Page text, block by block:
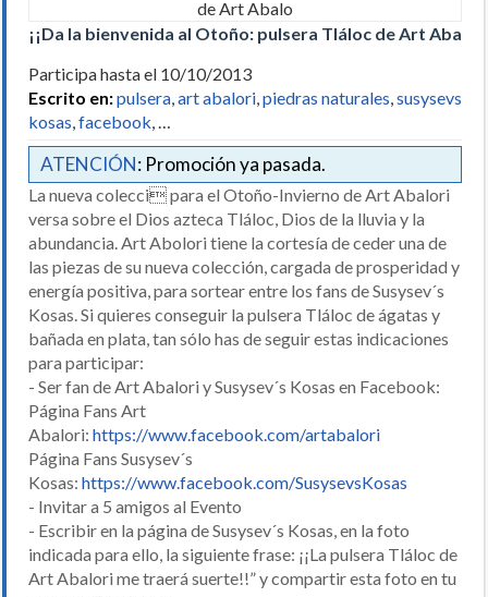
¡¡Da la bienvenida al Otoño: pulsera Tláloc de Art Abalo
Participa hasta el 10/10/2013
Escrito en:pulsera,art abalori,piedras naturales,susysevs
kosas,facebook, …
ATENCIÓN: Promoción ya pasada.
La nueva colecci para el Otoño-Invierno de Art Abalori
versa sobre el Dios azteca Tláloc, Dios de la lluvia y la
abundancia. Art Abolori tiene la cortesía de ceder una de
las piezas de su nueva colección, cargada de prosperidad y
energía positiva, para sortear entre los fans de Susysev´s
Kosas. Si quieres conseguir la pulsera Tláloc de ágatas y
bañada en plata, tan sólo has de seguir estas indicaciones
para participar:
- Ser fan de Art Abalori y Susysev´s Kosas en Facebook:
Página Fans Art
Abalori: https://www.facebook.com/artabalori
Página Fans Susysev´s
Kosas: https://www.facebook.com/SusysevsKosas
- Invitar a 5 amigos al Evento
- Escribir en la página de Susysev´s Kosas, en la foto
indicada para ello, la siguiente frase: ¡¡La pulsera Tláloc de
Art Abalori me traerá suerte!!” y compartir esta foto en tu